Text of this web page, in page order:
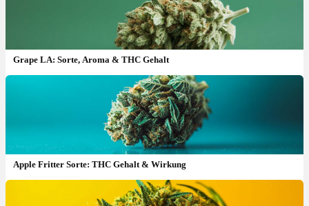
Grape LA: Sorte, Aroma & THC Gehalt
Apple Fritter Sorte: THC Gehalt & Wirkung